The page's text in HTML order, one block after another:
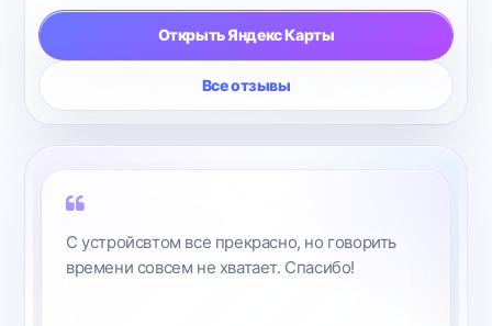
Открыть Яндекс Карты
Все отзывы
С устройсвтом все прекрасно, но говорить
времени совсем не хватает. Спасибо!